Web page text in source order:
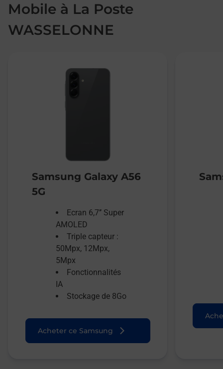
Mobile à La Poste
WASSELONNE
Samsung Galaxy A56
5G
Ecran 6,7’’ Super
AMOLED
Triple capteur :
50Mpx, 12Mpx,
5Mpx
Fonctionnalités
IA
Stockage de 8Go
Acheter ce Samsung